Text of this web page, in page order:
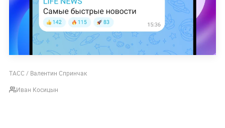
ТАСС / Валентин Спринчак
Иван Косицын